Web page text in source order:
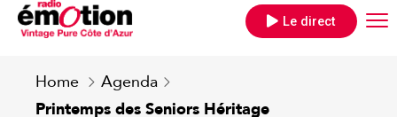
Le direct
Home
Agenda
Printemps des Seniors Héritage